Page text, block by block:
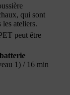
qui sont
les ateliers.
peut être
1) / 16 min